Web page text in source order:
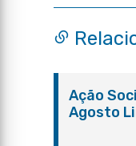
Ação
Agosto